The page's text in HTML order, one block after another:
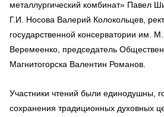
металлургический комбинат» Павел
Г.И. Носова Валерий Колокольцев,
государственной консерватории им.
Веремеенко, председатель
Магнитогорска Валентин Романов.
Участники чтений были единодушны,
сохранения традиционных духовных